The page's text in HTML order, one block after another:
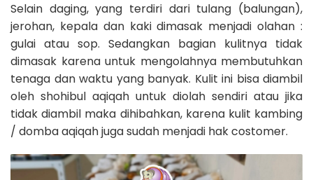
Selain daging, yang terdiri dari tulang (balungan),
jerohan, kepala dan kaki dimasak menjadi olahan :
gulai atau sop. Sedangkan bagian kulitnya tidak
dimasak karena untuk mengolahnya membutuhkan
tenaga dan waktu yang banyak. Kulit ini bisa diambil
oleh shohibul aqiqah untuk diolah sendiri atau jika
tidak diambil maka dihibahkan, karena kulit kambing
/ domba aqiqah juga sudah menjadi hak costomer.